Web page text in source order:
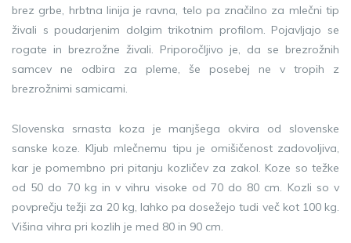
brez grbe, hrbtna linija je ravna, telo pa značilno za mlečni tip
živali s poudarjenim dolgim trikotnim profilom. Pojavljajo se
rogate in brezrožne živali. Priporočljivo je, da se brezrožnih
samcev ne odbira za pleme, še posebej ne v tropih z
brezrožnimi samicami.
Slovenska srnasta koza je manjšega okvira od slovenske
sanske koze. Kljub mlečnemu tipu je omišičenost zadovoljiva,
kar je pomembno pri pitanju kozličev za zakol. Koze so težke
od 50 do 70 kg in v vihru visoke od 70 do 80 cm. Kozli so v
povprečju težji za 20 kg, lahko pa dosežejo tudi več kot 100 kg.
Višina vihra pri kozlih je med 80 in 90 cm.